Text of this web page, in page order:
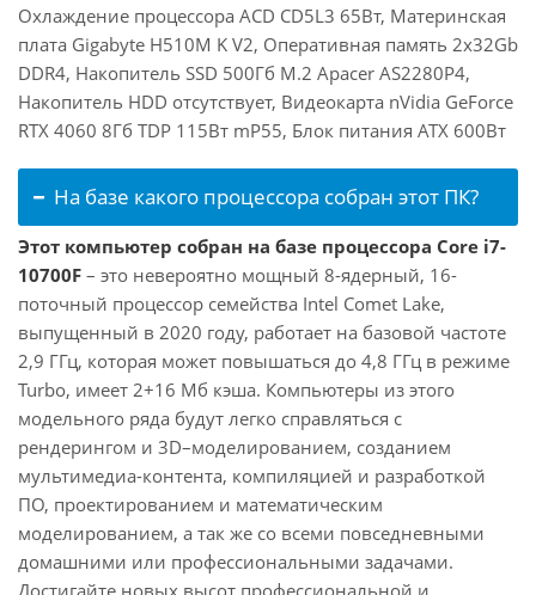
Охлаждение процессора ACD CD5L3 65Вт, Материнская
плата Gigabyte H510M K V2, Оперативная память 2x32Gb
DDR4, Накопитель SSD 500Гб M.2 Apacer AS2280P4,
Накопитель HDD отсутствует, Видеокарта nVidia GeForce
RTX 4060 8Гб TDP 115Вт mP55, Блок питания ATX 600Вт
На базе какого процессора собран этот ПК?
Этот компьютер собран на базе процессора Core i7-
10700F – это невероятно мощный 8-ядерный, 16-
поточный процессор семейства Intel Comet Lake,
выпущенный в 2020 году, работает на базовой частоте
2,9 ГГц, которая может повышаться до 4,8 ГГц в режиме
Turbo, имеет 2+16 Мб кэша. Компьютеры из этого
модельного ряда будут легко справляться с
рендерингом и 3D–моделированием, созданием
мультимедиа-контента, компиляцией и разработкой
ПО, проектированием и математическим
моделированием, а так же со всеми повседневными
домашними или профессиональными задачами.
Достигайте новых высот профессиональной и